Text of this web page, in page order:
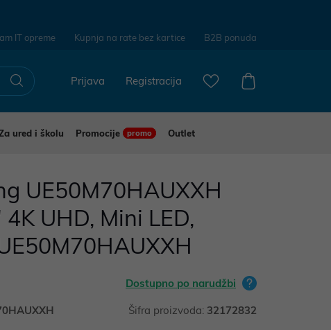
IT opreme Kupnja na rate bez kartice B2B ponuda
Registracija
Prijava
ured i školu Promocije promo
Outlet
UE50M70HAUXXH
UHD, Mini LED,
Dostupno po narudžbi
Šifra proizvoda: 32172832